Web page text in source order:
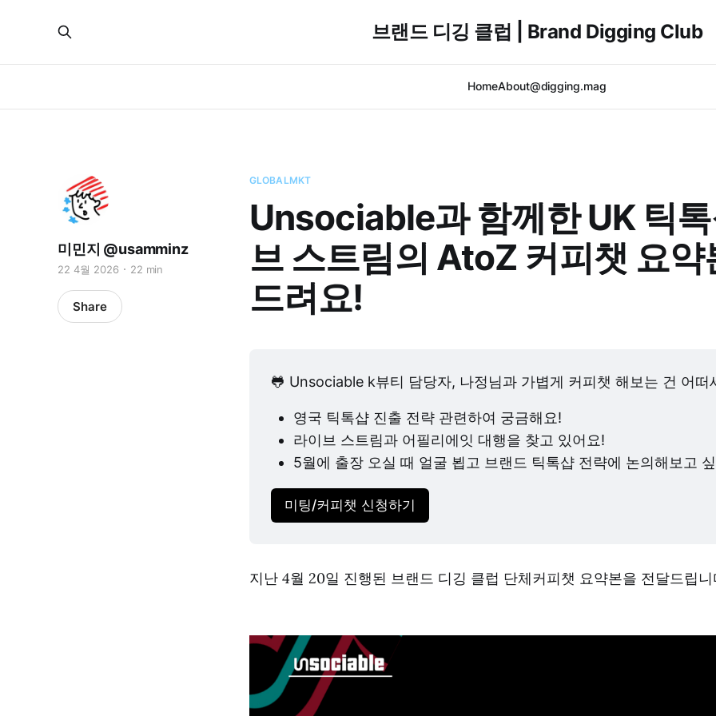
브랜드 디깅 클럽 | Brand Digging Club
HomeAbout@digging.mag
GLOBALMKT
Unsociable과 함께한 UK 틱
브 스트림의 AtoZ 커피챗 요약
드려요!
미민지 @usamminz
22 4월 2026 22 min
Share
🐸 Unsociable k뷰티 담당자, 나정님과 가볍게 커피챗 해보는 건 어떠
영국 틱톡샵 진출 전략 관련하여 궁금해요!
라이브 스트림과 어필리에잇 대행을 찾고 있어요!
5월에 출장 오실 때 얼굴 뵙고 브랜드 틱톡샵 전략에 논의해보고
미팅/커피챗 신청하기
지난 4월 20일 진행된 브랜드 디깅 클럽 단체커피챗 요약본을 전달드립니